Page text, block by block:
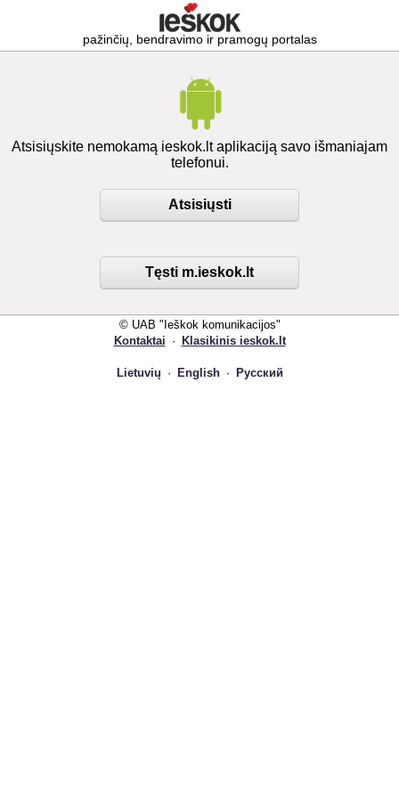
pažinčių, bendravimo ir pramogų portalas
Atsisiųskite nemokamą ieskok.lt aplikaciją savo išmaniajam
telefonui.
Atsisiųsti
Tęsti m.ieskok.lt
© UAB "Ieškok komunikacijos"
Kontaktai · Klasikinis ieskok.lt
Lietuvių · English · Русский